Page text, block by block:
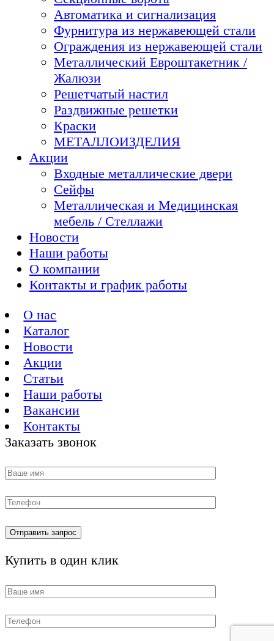
Автоматика и сигнализация
Фурнитура из нержавеющей стали
Ограждения из нержавеющей стали
Металлический Евроштакетник /
Жалюзи
Решетчатый настил
Раздвижные решетки
Краски
МЕТАЛЛОИЗДЕЛИЯ
Акции
Входные металлические двери
Сейфы
Металлическая и Медицинская
мебель / Стеллажи
Новости
Наши работы
О компании
Контакты и график работы
О нас
Каталог
Новости
Акции
Статьи
Наши работы
Вакансии
Контакты
Заказать звонок
Купить в один клик